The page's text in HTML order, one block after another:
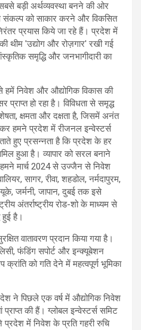
सबसे बड़ी अर्थव्यवस्था बनने की ओर
को साकार करने और विकसित
प्रयास किये जा रहे हैं। प्रदेश में
थीम 'उद्योग और रोज़गार' रखी गई
समृद्धि और जनभागीदारी का
हमें निवेश और औद्योगिक विकास की
हो रहा है। विविधता से समृद्ध
क्षमता और दक्षता है, जिसमें अनंत
हमने प्रदेश में रीजनल इन्वेस्टर्स
हुए प्रसन्नता है कि प्रदेश के हर
हुआ है। व्यापार को सरल बनाने
मार्च 2024 से उज्जैन से निवेश
सागर, रीवा, शहडोल, नर्मदापुरम,
जर्मनी, जापान, दुबई तक इसे
अंतर्राष्ट्रीय रोड-शो के माध्यम से
है।
वातावरण प्रदान किया गया है।
फंडिंग सपोर्ट और इन्क्यूबेशन
को गति देने में महत्वपूर्ण भूमिका
ने पिछले एक वर्ष में औद्योगिक निवेश
की हैं। ग्लोबल इन्वेस्टर्स समिट
प्रदेश में निवेश के प्रति गहरी रुचि